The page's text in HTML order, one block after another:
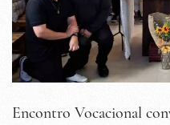
Encontro Vocacional